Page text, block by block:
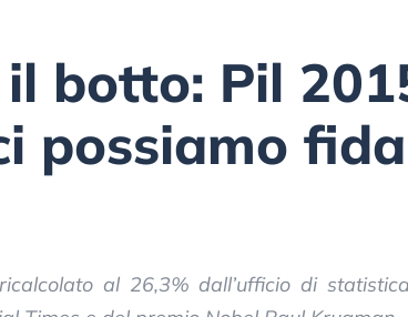
il botto: Pil
possiamo
al 26,3% dall’ufficio di